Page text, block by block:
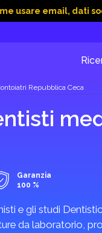
dati social e
Repubblica Ceca
Garanzia
100 %
e gli studi
da laboratorio,